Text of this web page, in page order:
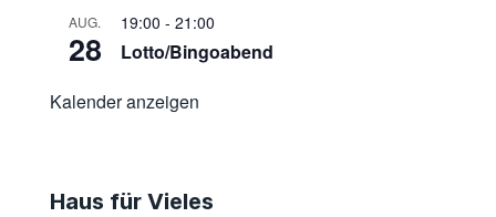
AUG.
28
19:00 - 21:00
Lotto/Bingoabend
Kalender anzeigen
Haus für Vieles